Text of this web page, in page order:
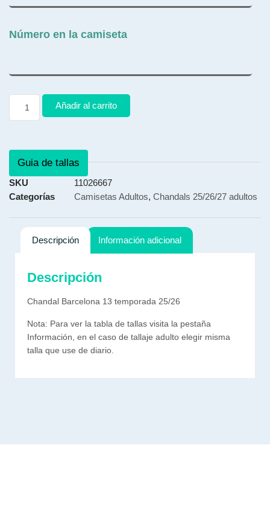
Número en la camiseta
Añadir al carrito
Guia de tallas
SKU
11026667
Categorías
Camisetas Adultos, Chandals 25/26/27 adultos
Descripción Información adicional
Descripción
Chandal Barcelona 13 temporada 25/26
Nota: Para ver la tabla de tallas visita la pestaña
Información, en el caso de tallaje adulto elegir misma
talla que use de diario.